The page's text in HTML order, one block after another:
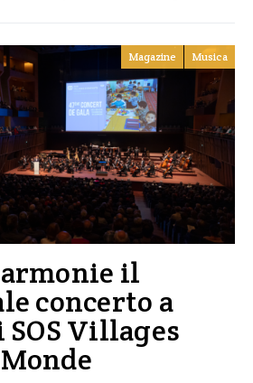
Magazine Musica
il
concerto a
Villages